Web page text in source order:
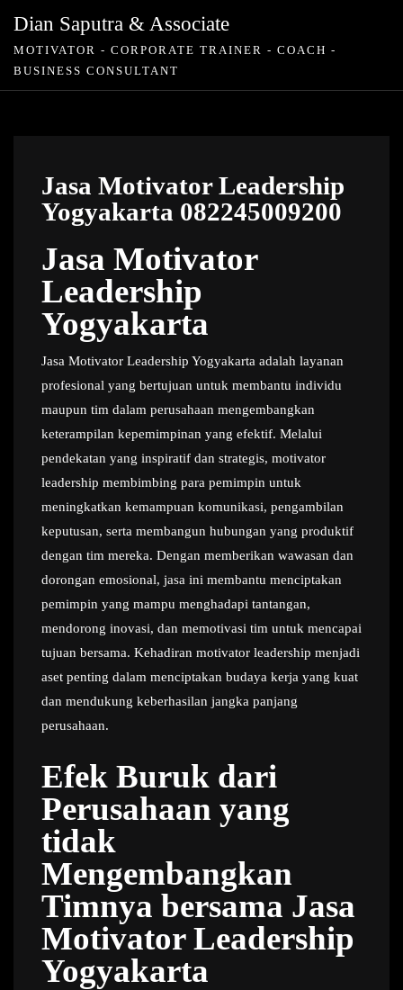
Dian Saputra & Associate
MOTIVATOR - CORPORATE TRAINER - COACH -
BUSINESS CONSULTANT
Jasa Motivator Leadership
Yogyakarta 082245009200
Jasa Motivator
Leadership
Yogyakarta
Jasa Motivator Leadership Yogyakarta adalah layanan
profesional yang bertujuan untuk membantu individu
maupun tim dalam perusahaan mengembangkan
keterampilan kepemimpinan yang efektif. Melalui
pendekatan yang inspiratif dan strategis, motivator
leadership membimbing para pemimpin untuk
meningkatkan kemampuan komunikasi, pengambilan
keputusan, serta membangun hubungan yang produktif
dengan tim mereka. Dengan memberikan wawasan dan
dorongan emosional, jasa ini membantu menciptakan
pemimpin yang mampu menghadapi tantangan,
mendorong inovasi, dan memotivasi tim untuk mencapai
tujuan bersama. Kehadiran motivator leadership menjadi
aset penting dalam menciptakan budaya kerja yang kuat
dan mendukung keberhasilan jangka panjang
perusahaan.
Efek Buruk dari
Perusahaan yang
tidak
Mengembangkan
Timnya bersama Jasa
Motivator Leadership
Yogyakarta